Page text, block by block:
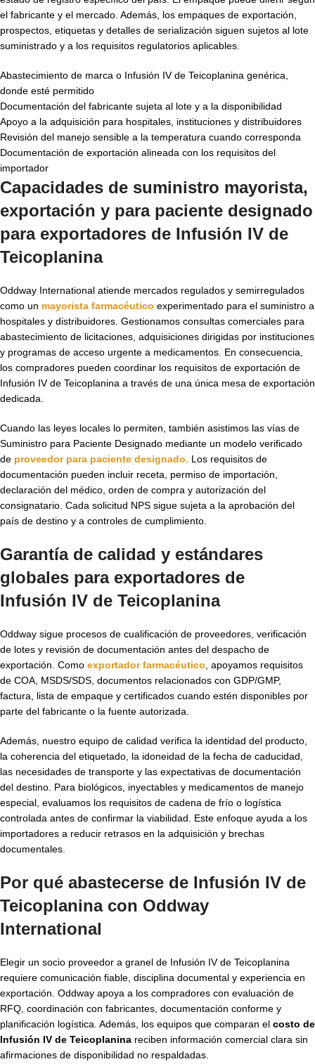
el fabricante y el mercado. Además, los empaques de exportación,
prospectos, etiquetas y detalles de serialización siguen sujetos al lote
suministrado y a los requisitos regulatorios aplicables.
Abastecimiento de marca o Infusión IV de Teicoplanina genérica,
donde esté permitido
Documentación del fabricante sujeta al lote y a la disponibilidad
Apoyo a la adquisición para hospitales, instituciones y distribuidores
Revisión del manejo sensible a la temperatura cuando corresponda
Documentación de exportación alineada con los requisitos del
importador
Capacidades de suministro mayorista,
exportación y para paciente designado
para exportadores de Infusión IV de
Teicoplanina
Oddway International atiende mercados regulados y semirregulados
como un mayorista farmacéutico experimentado para el suministro a
hospitales y distribuidores. Gestionamos consultas comerciales para
abastecimiento de licitaciones, adquisiciones dirigidas por instituciones
y programas de acceso urgente a medicamentos. En consecuencia,
los compradores pueden coordinar los requisitos de exportación de
Infusión IV de Teicoplanina a través de una única mesa de exportación
dedicada.
Cuando las leyes locales lo permiten, también asistimos las vías de
Suministro para Paciente Designado mediante un modelo verificado
de proveedor para paciente designado . Los requisitos de
documentación pueden incluir receta, permiso de importación,
declaración del médico, orden de compra y autorización del
consignatario. Cada solicitud NPS sigue sujeta a la aprobación del
país de destino y a controles de cumplimiento.
Garantía de calidad y estándares
globales para exportadores de
Infusión IV de Teicoplanina
Oddway sigue procesos de cualificación de proveedores, verificación
de lotes y revisión de documentación antes del despacho de
exportación. Como exportador farmacéutico , apoyamos requisitos
de COA, MSDS/SDS, documentos relacionados con GDP/GMP,
factura, lista de empaque y certificados cuando estén disponibles por
parte del fabricante o la fuente autorizada.
Además, nuestro equipo de calidad verifica la identidad del producto,
la coherencia del etiquetado, la idoneidad de la fecha de caducidad,
las necesidades de transporte y las expectativas de documentación
del destino. Para biológicos, inyectables y medicamentos de manejo
especial, evaluamos los requisitos de cadena de frío o logística
controlada antes de confirmar la viabilidad. Este enfoque ayuda a los
importadores a reducir retrasos en la adquisición y brechas
documentales.
Por qué abastecerse de Infusión IV de
Teicoplanina con Oddway
International
Elegir un socio proveedor a granel de Infusión IV de Teicoplanina
requiere comunicación fiable, disciplina documental y experiencia en
exportación. Oddway apoya a los compradores con evaluación de
RFQ, coordinación con fabricantes, documentación conforme y
planificación logística. Además, los equipos que comparan el costo de
Infusión IV de Teicoplanina reciben información comercial clara sin
afirmaciones de disponibilidad no respaldadas.